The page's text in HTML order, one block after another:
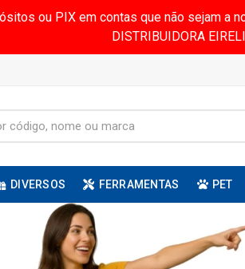
ou PIX em contas que não sejam a
DISTRIBUIDORA EIRELI
DIVERSOS FERRAMENTAS PET